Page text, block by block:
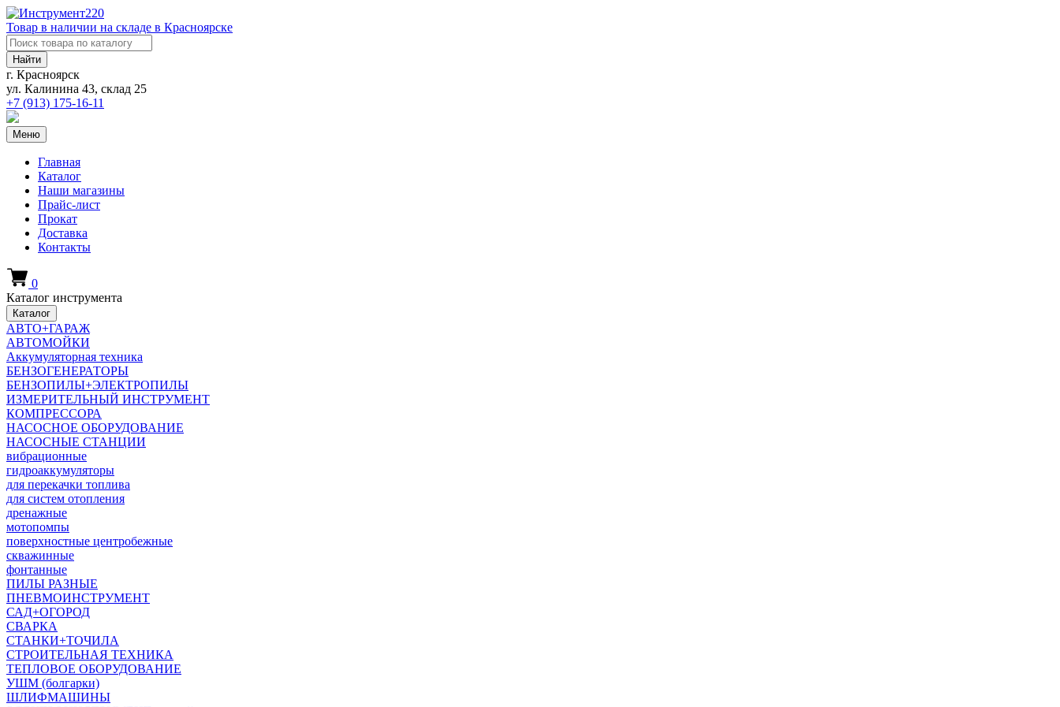
Товар в наличии на складе в Красноярске
Найти
г. Красноярск
ул. Калинина 43, склад 25
+7 (913) 175-16-11
Меню
Главная
Каталог
Наши магазины
Прайс-лист
Прокат
Доставка
Контакты
0
Каталог инструмента
Каталог
АВТО+ГАРАЖ
АВТОМОЙКИ
Аккумуляторная техника
БЕНЗОГЕНЕРАТОРЫ
БЕНЗОПИЛЫ+ЭЛЕКТРОПИЛЫ
ИЗМЕРИТЕЛЬНЫЙ ИНСТРУМЕНТ
КОМПРЕССОРА
НАСОСНОЕ ОБОРУДОВАНИЕ
НАСОСНЫЕ СТАНЦИИ
вибрационные
гидроаккумуляторы
для перекачки топлива
для систем отопления
дренажные
мотопомпы
поверхностные центробежные
скважинные
фонтанные
ПИЛЫ РАЗНЫЕ
ПНЕВМОИНСТРУМЕНТ
САД+ОГОРОД
СВАРКА
СТАНКИ+ТОЧИЛА
СТРОИТЕЛЬНАЯ ТЕХНИКА
ТЕПЛОВОЕ ОБОРУДОВАНИЕ
УШМ (болгарки)
ШЛИФМАШИНЫ